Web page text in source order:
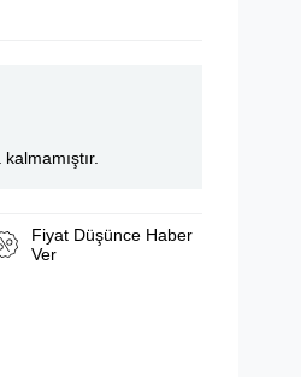
Fiyat Düşünce Haber
Ver